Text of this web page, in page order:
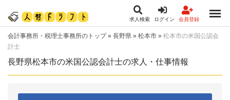
求人検索 ログイン 会員登録
会計事務所・税理士事務所のトップ» 長野県 » 松本市 » 松本市の米国公認会
計士
長野県松本市の米国公認会計士の求人・仕事情報